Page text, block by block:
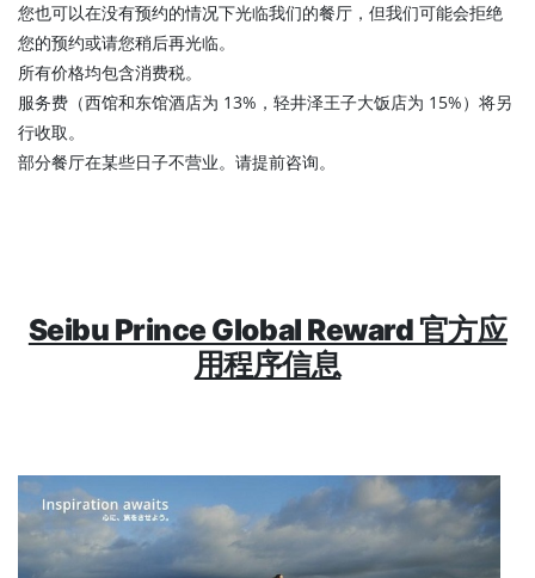
您也可以在没有预约的情况下光临我们的餐厅，但我们可能会拒绝
您的预约或请您稍后再光临。
所有价格均包含消费税。
服务费（西馆和东馆酒店为 13%，轻井泽王子大饭店为 15%）将另
行收取。
部分餐厅在某些日子不营业。请提前咨询。
Seibu Prince Global Reward 官方应
用程序信息